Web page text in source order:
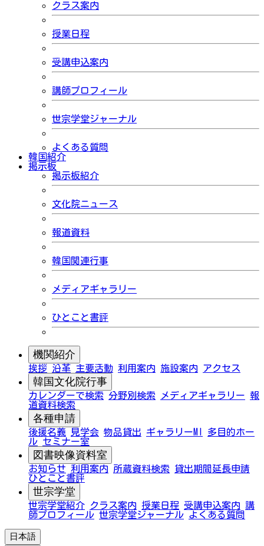
クラス案内
授業日程
受講申込案内
講師プロフィール
世宗学堂ジャーナル
よくある質問
韓国紹介
掲示板
掲示板紹介
文化院ニュース
報道資料
韓国関連行事
メディアギャラリー
ひとこと書評
機関紹介
挨拶 沿革 主要活動 利用案内 施設案内 アクセス
韓国文化院行事
カレンダーで検索 分野別検索 メディアギャラリー 報
道資料検索
各種申請
後援名義 見学会 物品貸出 ギャラリーMI
多目的ホー
ル セミナー室
図書映像資料室
お知らせ 利用案内 所蔵資料検索
貸出期間延長申請
ひとこと書評
世宗学堂
世宗学堂紹介 クラス案内 授業日程 受講申込案内 講
師プロフィール 世宗学堂ジャーナル よくある質問
日本語